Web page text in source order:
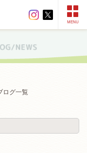
MENU
ログ一覧